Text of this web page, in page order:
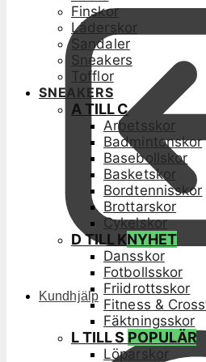
Kundhjälp
Finskor
Läderskor
Sandaler
Sneakers
Tofflor
SNEAKERS
A TILL C
Arbetsskor
Badmintonskor
Basebollskor
Basketskor
Bordtennisskor
Brottarskor
Cykelskor
D TILL KNYHET
Dansskor
Fotbollsskor
Friidrottsskor
Fitness &
Fäktningsskor
L TILL S POPULÄR
Löparskor